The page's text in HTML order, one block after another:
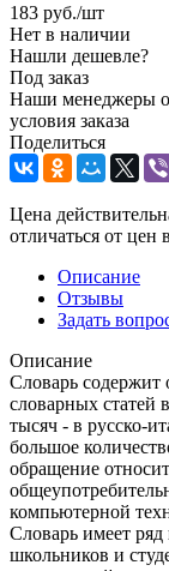
183 руб./шт
Нет в наличии
Нашли дешевле?
Под заказ
Наши менеджеры
условия заказа
Поделиться
Цена
отличаться от цен
Описание
Отзывы
Задать
Описание
Словарь содержит
словарных статей
тысяч - в русско-
большое
обращение
компьютерной
Словарь имеет
школьников и